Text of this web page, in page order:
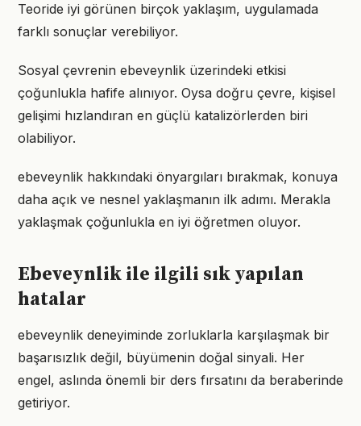
Teoride iyi görünen birçok yaklaşım, uygulamada
farklı sonuçlar verebiliyor.
Sosyal çevrenin ebeveynlik üzerindeki etkisi
çoğunlukla hafife alınıyor. Oysa doğru çevre, kişisel
gelişimi hızlandıran en güçlü katalizörlerden biri
olabiliyor.
ebeveynlik hakkındaki önyargıları bırakmak, konuya
daha açık ve nesnel yaklaşmanın ilk adımı. Merakla
yaklaşmak çoğunlukla en iyi öğretmen oluyor.
Ebeveynlik ile ilgili sık yapılan
hatalar
ebeveynlik deneyiminde zorluklarla karşılaşmak bir
başarısızlık değil, büyümenin doğal sinyali. Her
engel, aslında önemli bir ders fırsatını da beraberinde
getiriyor.